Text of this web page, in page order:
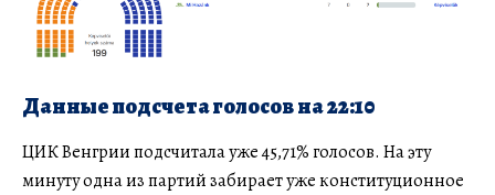
Данные подсчета голосов на 22:10
ЦИК Венгрии подсчитала уже 45,71% голосов. На эту
минуту одна из партий забирает уже конституционное